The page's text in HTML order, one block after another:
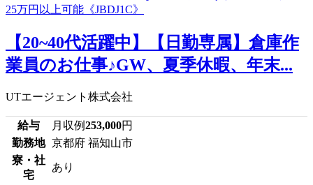
【20~40代活躍中】【日勤専属】倉庫作
業員のお仕事♪GW、夏季休暇、年末...
UTエージェント株式会社
給与 月収例253,000円
勤務地 京都府 福知山市
寮・社
宅
あり